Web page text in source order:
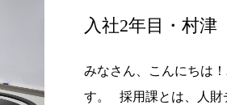
入社2年目・村津
みなさん、こんにちは
す。 採用課とは、人財